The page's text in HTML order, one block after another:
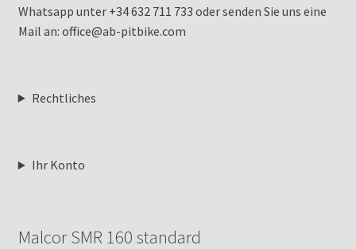
Whatsapp unter +34 632 711 733 oder senden Sie uns eine
Mail an: office@ab-pitbike.com
Rechtliches
Ihr Konto
Malcor SMR 160 standard